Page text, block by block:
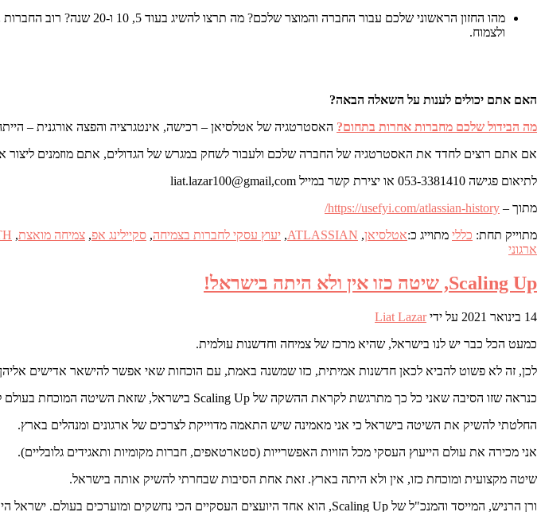
מהו החזון הראשוני שלכם
ולצמוח.
האם אתם יכולים לענות על השאלה הבאה?
מה הבידול שלכם מחברות אחרות בתחום? האסטרטגיה של אטלסיאן – רכישה, אינטגרציה והפצה אורגנית –
אם אתם רוצים לחדד את האסטרטגיה של החברה שלכם ולעבור לשחק במגרש של הגדולים, אתם מוזמנים ליצור
לתיאום פגישה 053-3381410 או יצירת קשר במייל liat.lazar100@gmail,com
מתוך – https://usefyi.com/atlassian-history/
מתוייק תחת: כללי מתוייג כ:אטלסיאן,
ATLASSIAN
, יעוץ עסקי לחברות בצמיחה, סקיילינג אפ, צמיחה מואצת,
ארגוני
Scaling Up, שיטה כזו אין ולא היתה בישראל!
14 בינואר 2021 על ידיLiat Lazar
כמעט הכל כבר יש לנו בישראל, שהיא מרכז של צמיחה וחדשנות עולמית.
לכן, זה לא פשוט להביא לכאן חדשנות אמיתית, כזו שמשנה באמת, עם הוכחות שאי אפשר להישאר אדישים
כנראה שזו הסיבה שאני כל כך מתרגשת לקראת ההשקה של Scaling Up בישראל, שזאת השיטה המוכחת בעולם לייעוץ עסקי, שיטה המאפשרת לארגונים לעשות סקייל, כלומר לצמוח צמיחה מואצת בהצלחה.
החלטתי להשיק את השיטה בישראל כי אני מאמינה שיש התאמה מדוייקת לצרכים של ארגונים ומנהלים בארץ.
אני מכירה את עולם הייעוץ העסקי מכל הזויות האפשרייות (סטארטאפים, חברות מקומיות ותאגידים גלובליים).
שיטה מקצועית ומוכחת כזו, אין ולא היתה בארץ. זאת אחת הסיבות שבחרתי להשיק אותה בישראל.
ורן הרניש, המייסד והמנכ"ל של Scaling Up, הוא אחד היועצים העסקיים הכי נחשקים ומוערכים בעולם. ישראל היתה גם עבורו יעד חשוב במיוחד, לכן הוא תמך באופן אישי בהשקת הפעילות של Scaling Up בישראל.